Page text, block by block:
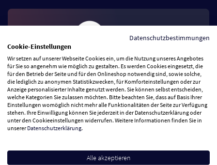
Melde Dich zu unserem Newsletter an und
sichere Dir exklusive Angebote! Als Dankeschön
erhältst Du einen Gutschein über 10 €*
Datenschutzbestimmungen
Cookie-Einstellungen
Wir setzen auf unserer Webseite Cookies ein, um die Nutzung unseres Angebotes
für Sie so angenehm wie möglich zu gestalten. Es werden Cookies eingesetzt, die
für den Betrieb der Seite und für den Onlineshop notwendig sind, sowie solche,
die lediglich zu anonymen Statistikzwecken, für Komforteinstellungen oder zur
Anzeige personalisierter Inhalte genutzt werden. Sie können selbst entscheiden,
welche Kategorien Sie zulassen möchten. Bitte beachten Sie, dass auf Basis Ihrer
Einstellungen womöglich nicht mehr alle Funktionalitäten der Seite zur Verfügung
stehen. Ihre Einwilligung können Sie jederzeit in der Datenschutzerklärung oder
unter den Cookieeinstellungen widerrufen. Weitere Informationen finden Sie in
unsererDatenschutzerklärung.
Alle akzeptieren